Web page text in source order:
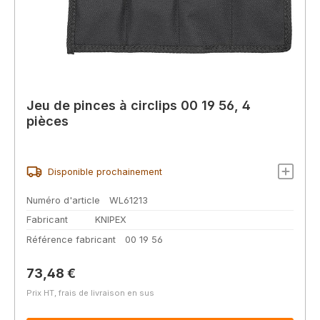
Jeu de pinces à circlips 00 19 56, 4
pièces
Disponible prochainement
Numéro d'article
WL61213
Fabricant
KNIPEX
Référence fabricant
00 19 56
Prix régulier :
73,48 €
Prix HT, frais de livraison en sus